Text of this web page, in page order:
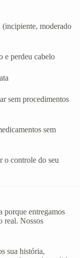
moderado
e perdeu cabelo
sem procedimentos
sem
o controle do seu
porque entregamos
real. Nossos
sua história,